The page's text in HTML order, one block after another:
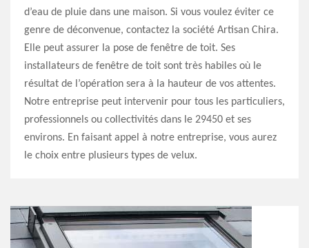
d’eau de pluie dans une maison. Si vous voulez éviter ce
genre de déconvenue, contactez la société Artisan Chira.
Elle peut assurer la pose de fenêtre de toit. Ses
installateurs de fenêtre de toit sont très habiles où le
résultat de l’opération sera à la hauteur de vos attentes.
Notre entreprise peut intervenir pour tous les particuliers,
professionnels ou collectivités dans le 29450 et ses
environs. En faisant appel à notre entreprise, vous aurez
le choix entre plusieurs types de velux.